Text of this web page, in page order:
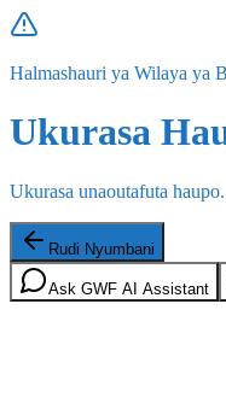
Halmashauri ya Wilaya ya
Ukurasa
Ukurasa unaoutafuta haupo.
Rudi Nyumbani
Ask GWF AI Assistant